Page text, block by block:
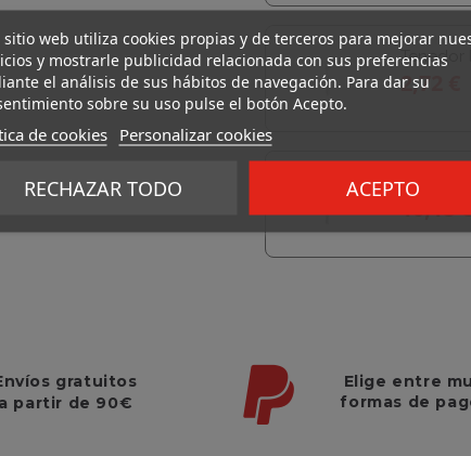
sitio web utiliza cookies propias y de terceros para mejorar
y mostrarle publicidad relacionada con sus preferencias
el análisis de sus hábitos de navegación. Para dar su
sobre su uso pulse el botón Acepto.
de cookies Personalizar cookies
RECHAZAR TODO ACEPTO
Tenedor
2,72 €
Cuchillo
10,18 €
gratuitos
a partir de 90€
Elige entre
formas de